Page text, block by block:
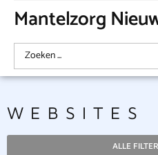
Mantelzorg
WEBSITES
ALLE